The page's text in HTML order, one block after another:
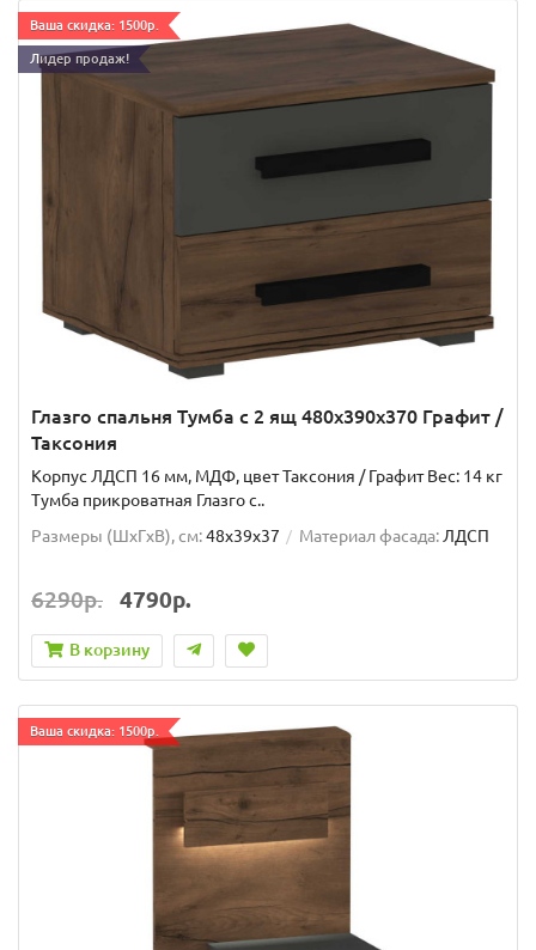
Ваша скидка: 1500р.
Лидер продаж!
Глазго спальня Тумба с 2 ящ 480x390x370 Графит /
Таксония
Корпус ЛДСП 16 мм, МДФ, цвет Таксония / Графит Вес: 14 кг
Тумба прикроватная Глазго с..
Размеры (ШxГxВ), см:48x39x37 Материал фасада: ЛДСП
6290р. 4790р.
В корзину
Ваша скидка: 1500р.